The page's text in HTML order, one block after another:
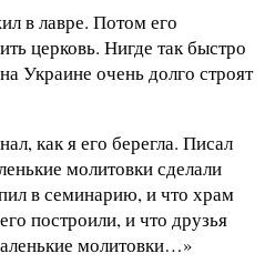
в лавре. Потом его
церковь. Нигде так быстро
Украине очень долго строят
как я его берегла. Писал
молитовки сделали
в семинарию, и что храм
построили, и что друзья
молитовки…»